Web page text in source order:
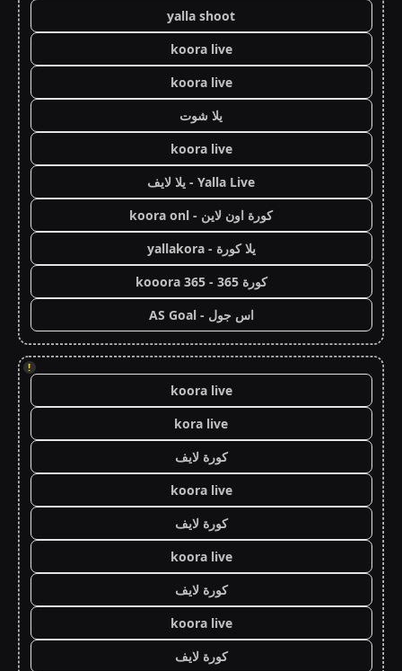
yalla shoot
koora live
koora live
يلا شوت
koora live
Yalla Live - يلا لايف
كورة اون لاين - koora onl
يلا كورة - yallakora
كورة 365 - kooora 365
اس جول - AS Goal
!
koora live
kora live
كورة لايف
koora live
كورة لايف
koora live
كورة لايف
koora live
كورة لايف